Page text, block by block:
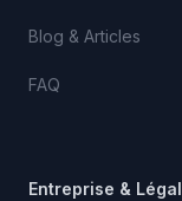
Blog & Articles
FAQ
Entreprise & Légal